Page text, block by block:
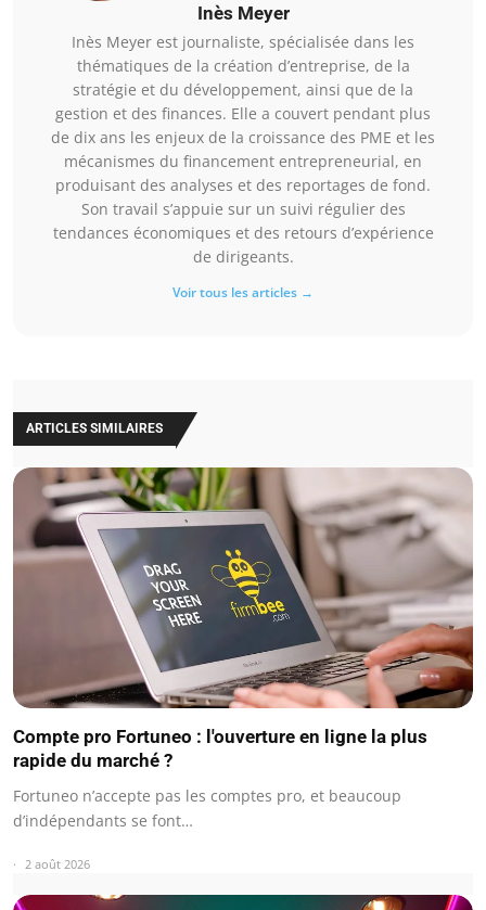
Inès Meyer
Inès Meyer est journaliste, spécialisée dans les
thématiques de la création d’entreprise, de la
stratégie et du développement, ainsi que de la
gestion et des finances. Elle a couvert pendant plus
de dix ans les enjeux de la croissance des PME et les
mécanismes du financement entrepreneurial, en
produisant des analyses et des reportages de fond.
Son travail s’appuie sur un suivi régulier des
tendances économiques et des retours d’expérience
de dirigeants.
Voir tous les articles →
ARTICLES SIMILAIRES
Compte pro Fortuneo : l'ouverture en ligne la plus
rapide du marché ?
Fortuneo n’accepte pas les comptes pro, et beaucoup
d’indépendants se font…
2 août 2026